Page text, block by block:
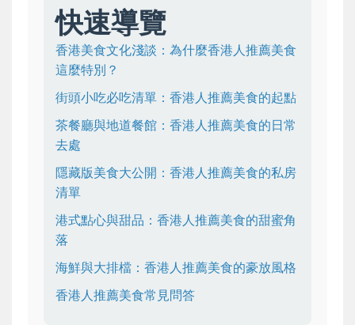
快速導覽
香港美食文化淺談：為什麼香港人推薦美食
這麼特別？
街頭小吃必吃清單：香港人推薦美食的起點
茶餐廳與地道餐館：香港人推薦美食的日常
去處
隱藏版美食大公開：香港人推薦美食的私房
清單
港式點心與甜品：香港人推薦美食的甜蜜角
落
海鮮與大排檔：香港人推薦美食的豪放風格
香港人推薦美食常見問答